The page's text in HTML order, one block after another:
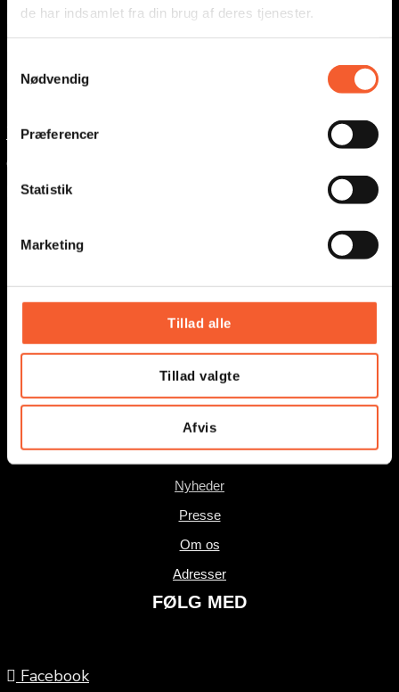
de har indsamlet fra din brug af deres tjenester.
k
Nødvendig
Præferencer
Statistik
Marketing
Tillad alle
Tillad valgte
Afvis
fort@oesm.dk
Fælles telefon:
Telefontid hverdage kl. 9-12
Østsjællands Museer:
museum@oesm.dk
Presse
Om os
Adresser
Nyheder
Presse
Om os
Adresser
FØLG MED
Facebook